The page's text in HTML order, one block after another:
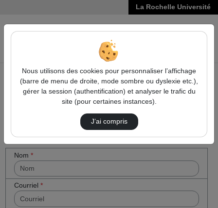
La Rochelle Université
VIDÉOS
Accueil Contactez nous
Contactez nous
Votre message
Nom *
Courriel *
Cocher
cette case
(obligatoire)
Nous utilisons des cookies pour personnaliser l’affichage
(barre de menu de droite, mode sombre ou dyslexie etc.),
gérer la session (authentification) et analyser le trafic du
site (pour certaines instances).
J’ai compris